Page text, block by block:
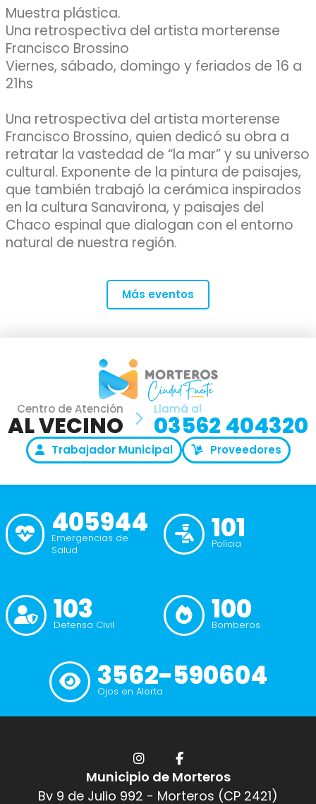
Muestra plástica.
Una retrospectiva del artista morterense
Francisco Brossino
Viernes, sábado, domingo y feriados de 16 a
21hs
Una retrospectiva del artista morterense
Francisco Brossino, quien dedicó su obra a
retratar la vastedad de “la mar” y su universo
cultural. Exponente de la pintura de paisajes,
que también trabajó la cerámica inspirados
en la cultura Sanavirona, y paisajes del
Chaco espinal que dialogan con el entorno
natural de nuestra región.
Más eventos
Centro de Atención
AL VECINO
Llamá al
03562 404320
Trabajador Municipal Proveedores
405944
Emergencias de
Salud
101
Polícia
103
Defensa Civil 100
Bomberos
3562-590604
Ojos en Alerta
Municipio de Morteros
Bv 9 de Julio 992 - Morteros (CP 2421)